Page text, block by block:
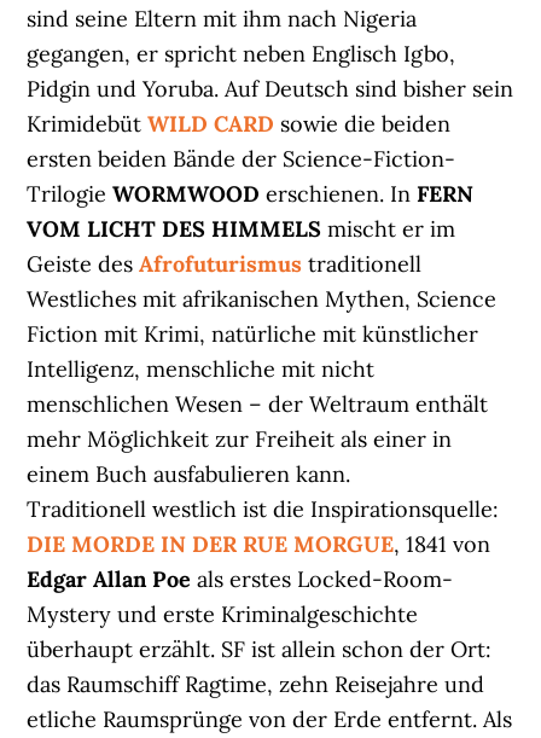
sind seine Eltern mit ihm nach Nigeria
gegangen, er spricht neben Englisch Igbo,
Pidgin und Yoruba. Auf Deutsch sind bisher sein
KrimidebütWILD CARD sowie die beiden
ersten beiden Bände der Science-Fiction-
TrilogieWORMWOOD erschienen. In FERN
VOM LICHT DES HIMMELSmischt er im
Geiste desAfrofuturismus traditionell
Westliches mit afrikanischen Mythen, Science
Fiction mit Krimi, natürliche mit künstlicher
Intelligenz, menschliche mit nicht
menschlichen Wesen – der Weltraum enthält
mehr Möglichkeit zur Freiheit als einer in
einem Buch ausfabulieren kann.
Traditionell westlich ist die Inspirationsquelle:
DIE MORDE IN DER RUE MORGUE, 1841 von
Edgar Allan Poe als erstes Locked-Room-
Mystery und erste Kriminalgeschichte
überhaupt erzählt. SF ist allein schon der Ort:
das Raumschiff Ragtime, zehn Reisejahre und
etliche Raumsprünge von der Erde entfernt. Als